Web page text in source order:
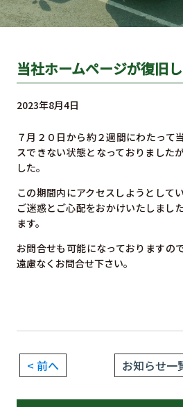
当社ホームページが復旧し
2023年8月4日
７月２０日から約２週間にわたって
スできない状態となっておりました
した。
この期間内にアクセスしようとして
ご迷惑とご心配をおかけいたしまし
ます。
お問合せも可能になっておりますの
遠慮なくお問合せ下さい。
< 前へ お知らせ一